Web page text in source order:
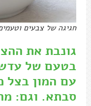
חגיגה של צבעים
גונבת את
בטעם של
עם המון בצל
סבתא. וגם: